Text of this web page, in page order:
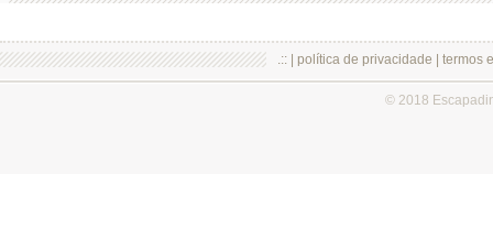
.:: | política de privacidade termos
© 2018